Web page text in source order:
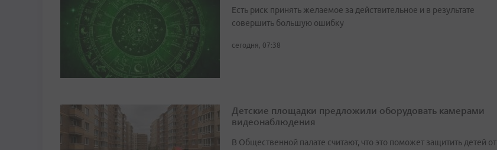
Есть риск принять желаемое за действительное и в результате
совершить большую ошибку
сегодня, 07:38
Детские площадки предложили оборудовать камерами
видеонаблюдения
В Общественной палате считают, что это поможет защитить детей от